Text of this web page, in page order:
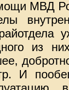
МВД
из
И